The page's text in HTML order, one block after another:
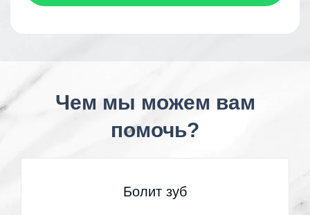
Чем мы можем вам
помочь?
Болит зуб